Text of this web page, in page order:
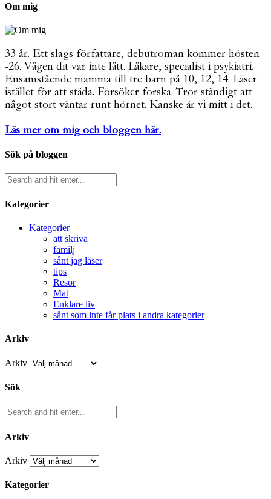
Om mig
33 år. Ett slags författare, debutroman kommer hösten
-26. Vägen dit var inte lätt. Läkare, specialist i psykiatri.
Ensamstående mamma till tre barn på 10, 12, 14. Läser
istället för att städa. Försöker forska. Tror ständigt att
något stort väntar runt hörnet. Kanske är vi mitt i det.
Läs mer om mig och bloggen här.
Sök på bloggen
Kategorier
Kategorier
att skriva
familj
sånt jag läser
tips
Resor
Mat
Enklare liv
sånt som inte får plats i andra kategorier
Arkiv
Arkiv
Sök
Arkiv
Arkiv
Kategorier